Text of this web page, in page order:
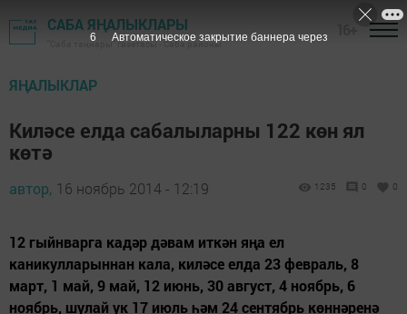
САБА ЯҢАЛЫКЛАРЫ
"Саба таңнары" газетасы - Саба районы
ЯҢАЛЫКЛАР
Киләсе елда сабалыларны 122 көн ял
көтә
автор, 16 ноябрь 2014 - 12:19 1235 0 0
12 гыйнварга кадәр дәвам иткән яңа ел
каникулларыннан кала, киләсе елда 23 февраль, 8
март, 1 май, 9 май, 12 июнь, 30 август, 4 ноябрь, 6
ноябрь, шулай ук 17 июль һәм 24 сентябрь көннәренә
5 Автоматическое закрытие баннера через